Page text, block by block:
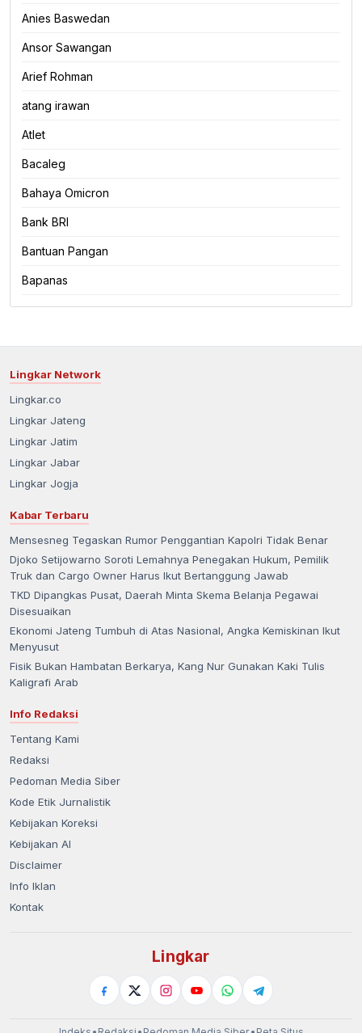
Anies Baswedan
Ansor Sawangan
Arief Rohman
atang irawan
Atlet
Bacaleg
Bahaya Omicron
Bank BRI
Bantuan Pangan
Bapanas
Lingkar Network
Lingkar.co
Lingkar Jateng
Lingkar Jatim
Lingkar Jabar
Lingkar Jogja
Kabar Terbaru
Mensesneg Tegaskan Rumor Penggantian Kapolri Tidak Benar
Djoko Setijowarno Soroti Lemahnya Penegakan Hukum, Pemilik
Truk dan Cargo Owner Harus Ikut Bertanggung Jawab
TKD Dipangkas Pusat, Daerah Minta Skema Belanja Pegawai
Disesuaikan
Ekonomi Jateng Tumbuh di Atas Nasional, Angka Kemiskinan Ikut
Menyusut
Fisik Bukan Hambatan Berkarya, Kang Nur Gunakan Kaki Tulis
Kaligrafi Arab
Info Redaksi
Tentang Kami
Redaksi
Pedoman Media Siber
Kode Etik Jurnalistik
Kebijakan Koreksi
Kebijakan AI
Disclaimer
Info Iklan
Kontak
Lingkar